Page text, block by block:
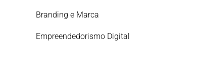
Branding e Marca
Empreendedorismo Digital